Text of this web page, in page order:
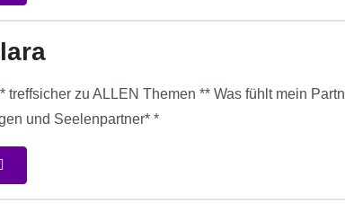
treffsicher zu ALLEN Themen ** Was fühlt mein
und Seelenpartner* *